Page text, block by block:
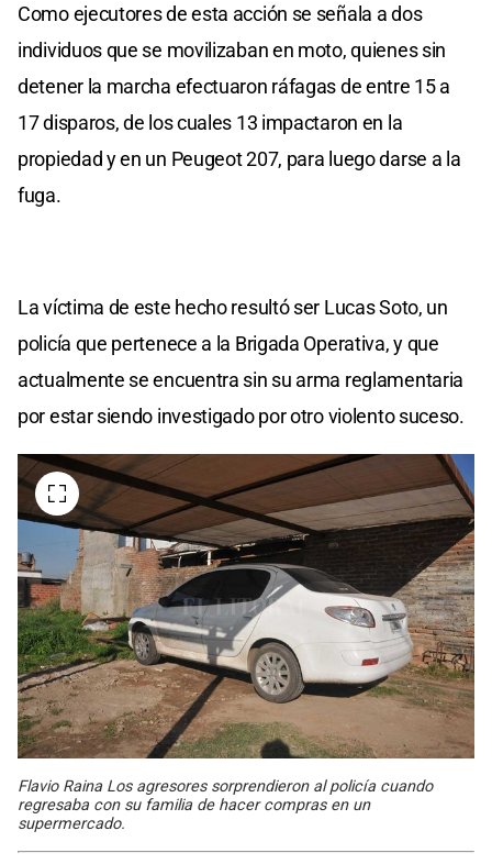
Como ejecutores de esta acción se señala a dos
individuos que se movilizaban en moto, quienes sin
detener la marcha efectuaron ráfagas de entre 15 a
17 disparos, de los cuales 13 impactaron en la
propiedad y en un Peugeot 207, para luego darse a la
fuga.
La víctima de este hecho resultó ser Lucas Soto, un
policía que pertenece a la Brigada Operativa, y que
actualmente se encuentra sin su arma reglamentaria
por estar siendo investigado por otro violento suceso.
Flavio Raina Los agresores sorprendieron al policía cuando
regresaba con su familia de hacer compras en un
supermercado.